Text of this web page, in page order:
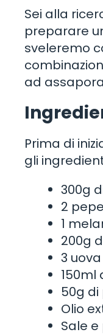
Sei alla
preparare
sveleremo
ad
Prima di
gli
300g
2
1
200g
3 uova
150ml
50g
Olio
Sale